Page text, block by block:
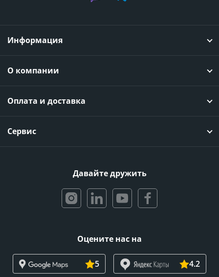
Информация
О компании
Оплата и доставка
Сервис
Давайте дружить
Оцените нас на
5 4.2